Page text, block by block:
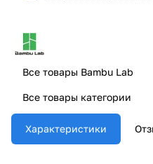
Все товары Bambu Lab
Все товары категории
Характеристики